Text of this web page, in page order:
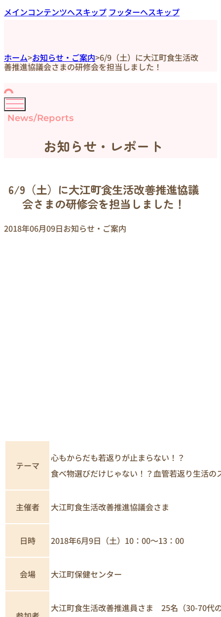
メインコンテンツへスキップ フッターへスキップ
ホーム>お知らせ・ご案内>6/9（土）に大江町食生活改
善推進協議会さまの研修会を担当しました！
News/Reports
お知らせ・レポート
6/9（土）に大江町食生活改善推進協議
会さまの研修会を担当しました！
2018年06月09日お知らせ・ご案内
テーマ
心もからだも若返りが止まらない！？
食べ物選びだけじゃない！？血管若返り生活の
主催者 大江町食生活改善推進協議会さま
日時 2018年6月9日（土）10：00～13：00
会場 大江町保健センター
大江町食生活改善推進員さま 25名（30-70代